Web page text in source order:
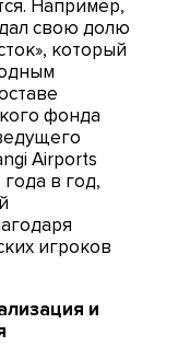
Например,
свою долю
который
фонда
Airports
в год,
игроков
и